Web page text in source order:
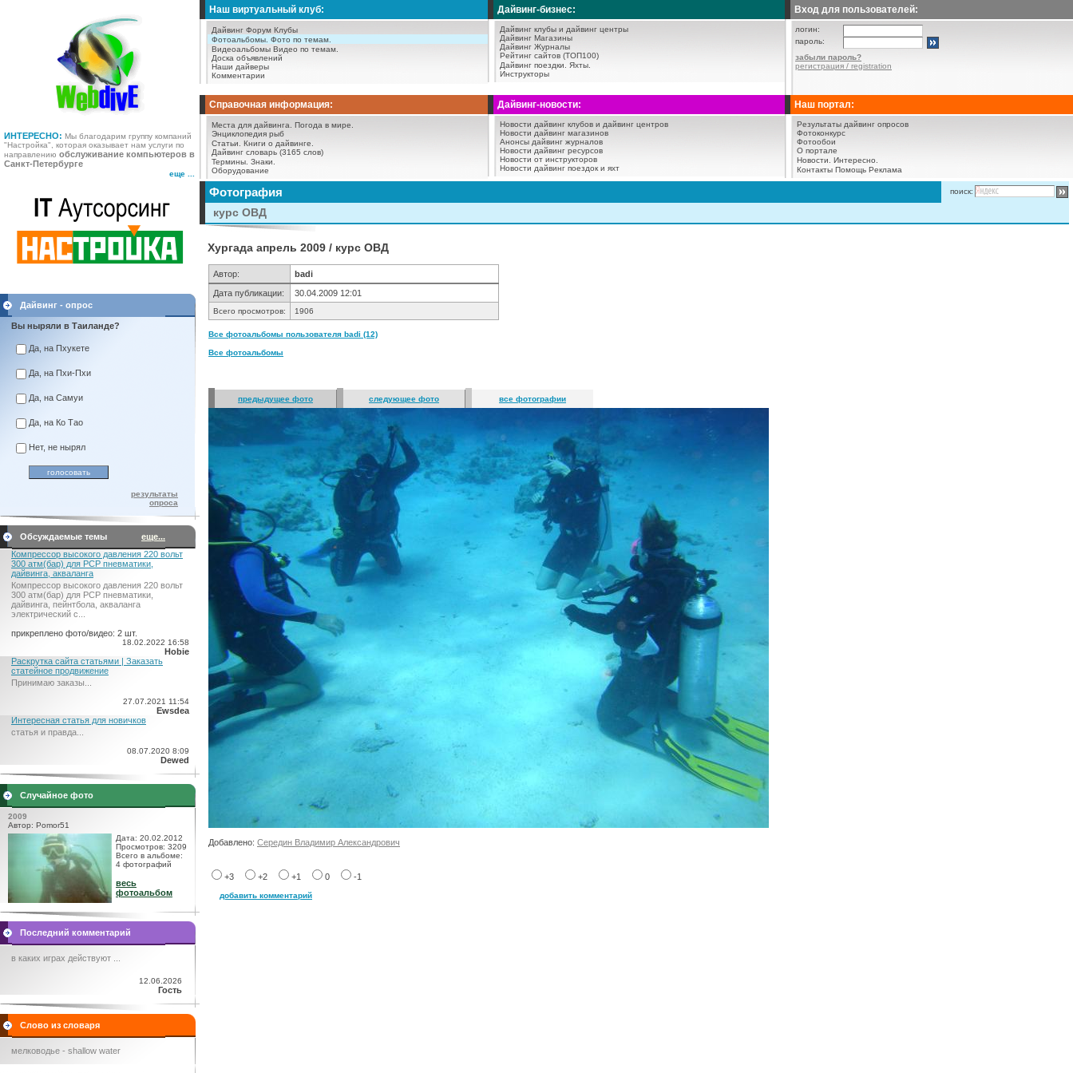
ИНТЕРЕСНО: Мы благодарим группу компаний
"Настройка", которая оказывает нам услуги по
направлению обслуживание компьютеров в
Санкт-Петербурге
еще ...
Наш виртуальный клуб:
Дайвинг Форум Клубы
Фотоальбомы. Фото по темам.
Видеоальбомы Видео по темам.
Доска объявлений
Наши дайверы
Комментарии
Дайвинг-бизнес:
Дайвинг клубы и дайвинг центры
Дайвинг Магазины
Дайвинг Журналы
Рейтинг сайтов (ТОП100)
Дайвинг поездки.
Яхты.
Инструкторы
Вход для пользователей:
логин:
пароль:
забыли пароль?
регистрация / registration
Справочная информация:
Места для дайвинга.
Погода в мире.
Энциклопедия рыб
Статьи.
Книги о дайвинге.
Дайвинг словарь (3165 слов)
Термины. Знаки.
Оборудование
Дайвинг-новости:
Новости дайвинг клубов и дайвинг центров
Новости дайвинг магазинов
Анонсы дайвинг журналов
Новости дайвинг ресурсов
Новости от инструкторов
Новости дайвинг поездок и яхт
Наш портал:
Результаты дайвинг опросов
Фотоконкурс
Фотообои
О портале
Новости.
Интересно.
Контакты Помощь Реклама
Дайвинг - опрос
Вы ныряли в Таиланде?
Да, на Пхукете
Да, на Пхи-Пхи
Да, на Самуи
Да, на Ко Тао
Нет, не нырял
результаты
опроса
Обсуждаемые темы
еще...
Компрессор высокого давления 220 вольт
300 атм(бар) для PCP пневматики,
дайвинга, акваланга
Компрессор высокого давления 220 вольт
300 атм(бар) для PCP пневматики,
дайвинга, пейнтбола, акваланга
электрический c...
прикреплено фото/видео: 2 шт.
18.02.2022 16:58
Hobie
Раскрутка сайта статьями | Заказать
статейное продвижение
Принимаю заказы...
27.07.2021 11:54
Ewsdea
Интересная статья для новичков
статья и правда...
08.07.2020 8:09
Dewed
Случайное фото
2009
Автор: Pomor51
Дата: 20.02.2012
Просмотров: 3209
Всего в альбоме:
4 фотографий
весь
фотоальбом
Последний комментарий
в каких играх действуют ...
12.06.2026
Гость
Слово из словаря
мелководье - shallow water
Фотография поиск:
курс ОВД
Хургада апрель 2009 / курс ОВД
Автор:
badi
Дата публикации:
30.04.2009 12:01
Всего просмотров: 1906
Все фотоальбомы пользователя badi (12)
Все фотоальбомы
предыдущее фото следующее фото все фотографии
Добавлено: Середин Владимир Александрович
+3 +2 +1 0 -1
добавить комментарий